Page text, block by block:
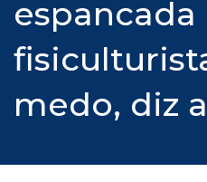
espancada
medo, diz